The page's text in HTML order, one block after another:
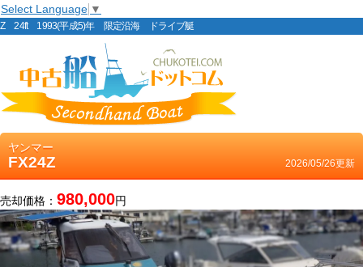
Select Language ▼
Z 24ft 1993(平成5)年 限定沿海 ドライブ艇
ヤンマー
FX24Z 2026/05/26更新
売却価格： 980,000円